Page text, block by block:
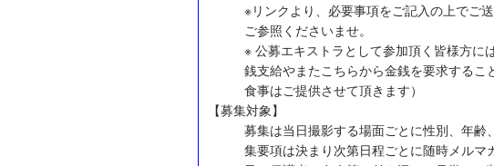
※リンクより、必要事項をご記入の上でご
ご参照くださいませ。
※ 公募エキストラとして参加頂く皆様方に
銭支給やまたこちらから金銭を要求する
食事はご提供させて頂きます）
【募集対象】
募集は当日撮影する場面ごとに性別、年
集要項は決まり次第日程ごとに随時メルマ